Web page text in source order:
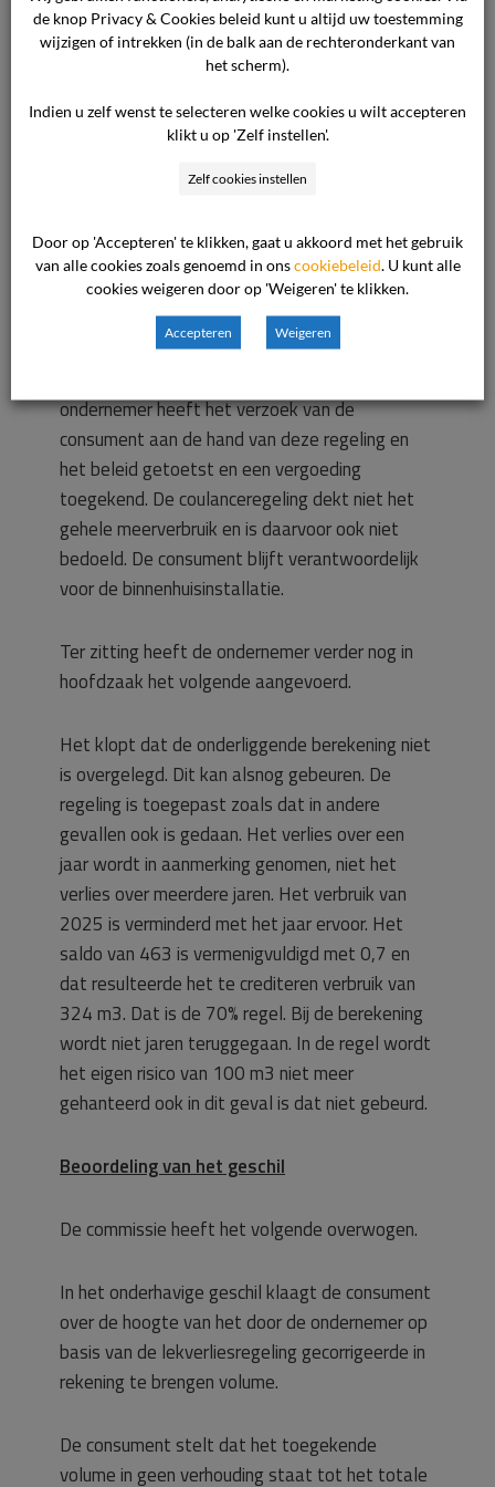
toegekend en stuurde een aangepaste
jaarafrekening aan de consument. Hierna
verzocht de consument om een hogere
vergoeding, maar de ondernemer bleef bij het
ingenomen standpunt.
lekvergoeding. Het is niet verplicht om
dergelijke regeling te hebben, maar het is een
coulance regeling. Deze dient wel non-
discriminatoir te worden toegepast om
willekeur te voorkomen. De voorwaarden zijn
ondernemer heeft het verzoek van de
consument aan de hand van deze regeling en
het beleid getoetst en een vergoeding
toegekend. De coulanceregeling dekt niet het
gehele meerverbruik en is daarvoor ook niet
bedoeld. De consument blijft verantwoordelijk
voor de binnenhuisinstallatie.
Ter zitting heeft de ondernemer verder nog in
hoofdzaak het volgende aangevoerd.
Het klopt dat de onderliggende berekening niet
is overgelegd. Dit kan alsnog gebeuren. De
regeling is toegepast zoals dat in andere
gevallen ook is gedaan. Het verlies over een
jaar wordt in aanmerking genomen, niet het
verlies over meerdere jaren. Het verbruik van
2025 is verminderd met het jaar ervoor. Het
saldo van 463 is vermenigvuldigd met 0,7 en
dat resulteerde het te crediteren verbruik van
324 m3. Dat is de 70% regel. Bij de berekening
wordt niet jaren teruggegaan. In de regel wordt
het eigen risico van 100 m3 niet meer
gehanteerd ook in dit geval is dat niet gebeurd.
Beoordeling van het geschil
De commissie heeft het volgende overwogen.
In het onderhavige geschil klaagt de consument
over de hoogte van het door de ondernemer op
basis van de lekverliesregeling gecorrigeerde in
rekening te brengen volume.
De consument stelt dat het toegekende
volume in geen verhouding staat tot het totale
de knop Privacy & Cookies beleid kunt u altijd uw toestemming
wijzigen of intrekken (in de balk aan de rechteronderkant van
het scherm).
Indien u zelf wenst te selecteren welke cookies u wilt accepteren
klikt u op 'Zelf instellen'.
Zelf cookies instellen
Door op 'Accepteren' te klikken, gaat u akkoord met het gebruik
van alle cookies zoals genoemd in onscookiebeleid. U kunt alle
cookies weigeren door op 'Weigeren' te klikken.
Accepteren Weigeren